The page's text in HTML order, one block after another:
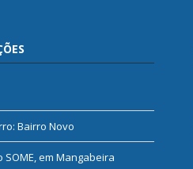
Bairro Novo
SOME, em Mangabeira